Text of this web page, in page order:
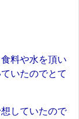
料や水を頂い
いたのでとて
していたので